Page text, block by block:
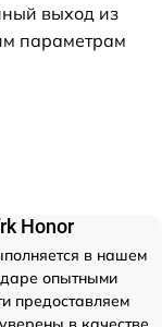
выход из
параметрам
Honor
в нашем
опытными
предоставляем